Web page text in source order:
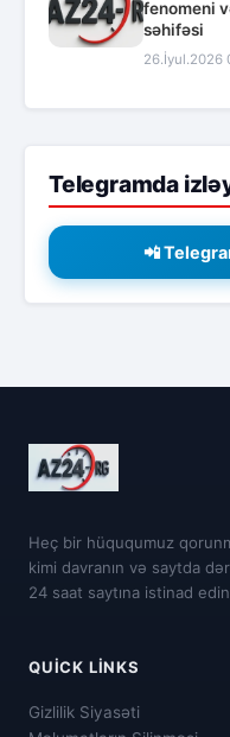
fenomeni
səhifəsi
26.İyul.2026
Telegramda
📲
Heç bir hüququmuz
kimi davranın və saytda
24 saat saytına istinad
QUICK LINKS
Gizlilik Siyasəti